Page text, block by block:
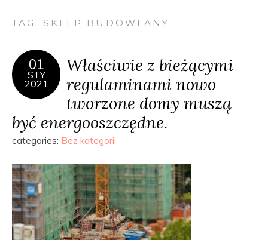
TAG: SKLEP BUDOWLANY
01
STY
2021
Właściwie z bieżącymi
regulaminami nowo
tworzone domy muszą
być energooszczędne.
categories: Bez kategorii